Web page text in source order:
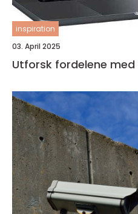
inspiration
03. April 2025
Utforsk fordelene